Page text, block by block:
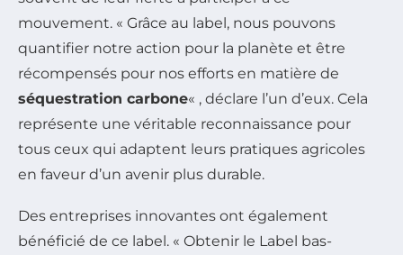
mouvement. « Grâce au label, nous pouvons
quantifier notre action pour la planète et être
récompensés pour nos efforts en matière de
séquestration carbone« , déclare l’un d’eux. Cela
représente une véritable reconnaissance pour
tous ceux qui adaptent leurs pratiques agricoles
en faveur d’un avenir plus durable.
Des entreprises innovantes ont également
bénéficié de ce label. « Obtenir le Label bas-